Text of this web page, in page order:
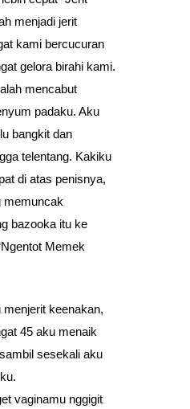
menjadi jerit
kami bercucuran
gelora birahi kami.
mencabut
padaku. Aku
bangkit dan
telentang. Kakiku
di atas penisnya,
memuncak
bazooka itu ke
Memek
menjerit keenakan,
45 aku menaik
sesekali aku
vaginamu nggigit